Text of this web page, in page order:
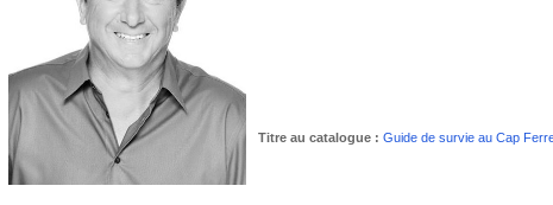
Titre au catalogue : Guide de survie au Cap